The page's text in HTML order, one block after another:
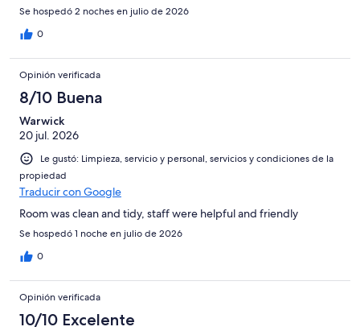
Se hospedó 2 noches en julio de 2026
0
Opinión verificada
8/10 Buena
Warwick
20 jul. 2026
Le gustó: Limpieza, servicio y personal, servicios y condiciones de la
propiedad
Traducir con Google
Room was clean and tidy, staff were helpful and friendly
Se hospedó 1 noche en julio de 2026
0
Opinión verificada
10/10 Excelente